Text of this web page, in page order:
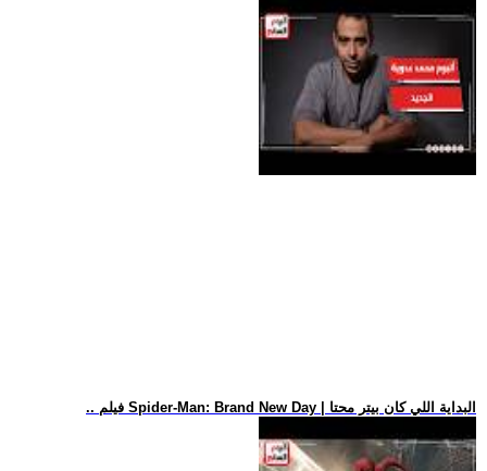
.. فيلم Spider-Man: Brand New Day | البداية اللي كان بيتر محتا